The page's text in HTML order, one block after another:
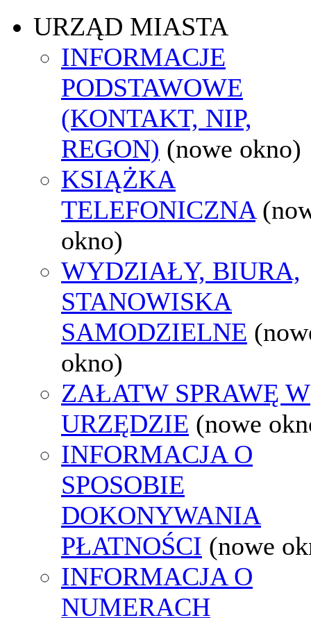
URZĄD MIASTA
INFORMACJE
PODSTAWOWE
(KONTAKT, NIP,
REGON) (nowe okno)
KSIĄŻKA
TELEFONICZNA
okno)
WYDZIAŁY, BIURA,
STANOWISKA
SAMODZIELNE
okno)
ZAŁATW SPRAWĘ W
URZĘDZIE (nowe
INFORMACJA O
SPOSOBIE
DOKONYWANIA
PŁATNOŚCI (nowe
INFORMACJA O
NUMERACH